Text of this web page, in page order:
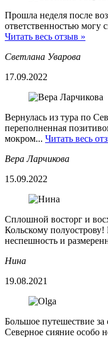
Прошла неделя после
ответственностью могу
Читать весь отзыв »
Светлана Уварова
17.09.2022
Вернулась из тура по
переполненная
мокром... Читать весь
Вера Ларчикова
15.09.2022
Сплошной восторг и
Кольскому
неспешность и
Нина
19.08.2021
Большое путешествие
Северное сияние особо